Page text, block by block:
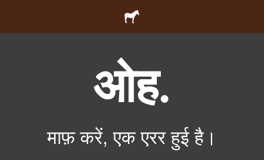
ओह.
माफ़ करें, एक एरर हुई है।